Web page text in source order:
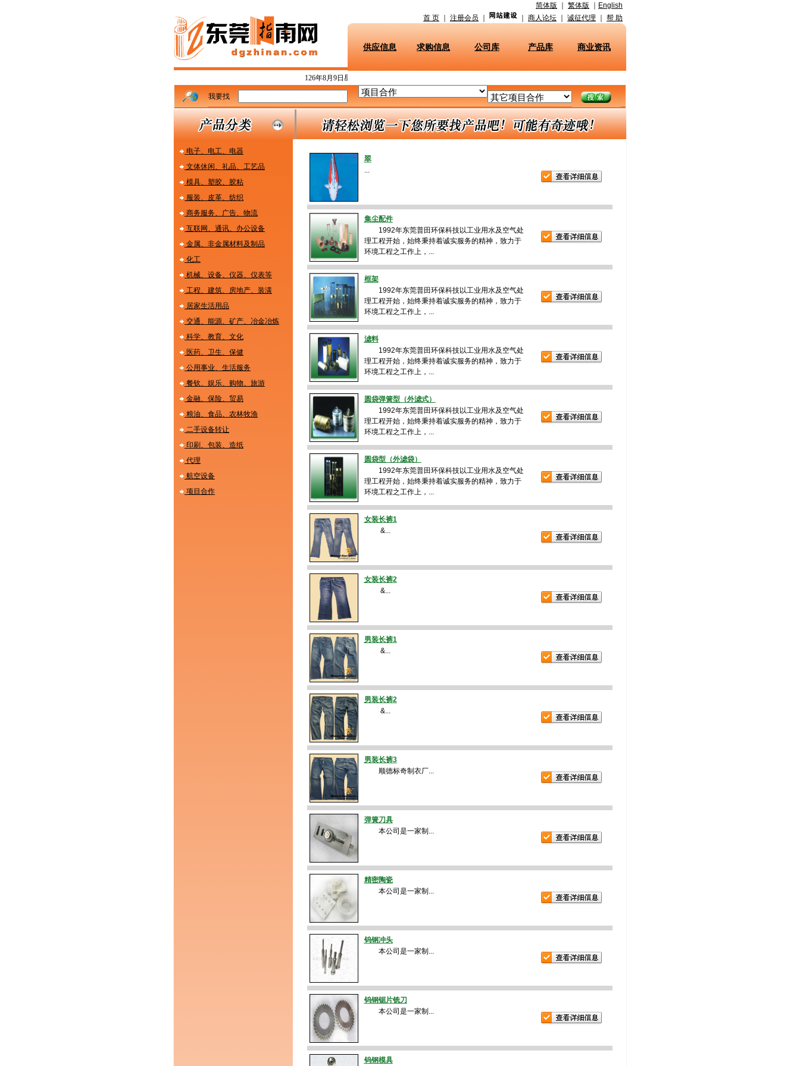
简体版 繁体版
English
首 页
注册会员 商人论坛 诚征代理 帮 助
供应信息 求购信息 公司库 产品库 商业资讯
126年8月9日星期日
我要找
电子、电工、电器
文体休闲、礼品、工艺品
模具、塑胶、胶粘
服装、皮革、纺织
商务服务、广告、物流
互联网、通讯、办公设备
金属、非金属材料及制品
化工
机械、设备、仪器、仪表等
工程、建筑、房地产、装潢
居家生活用品
交通、能源、矿产、冶金冶炼
科学、教育、文化
医药、卫生、保健
公用事业、生活服务
餐钦、娱乐、购物、旅游
金融、保险、贸易
粮油、食品、农林牧渔
二手设备转让
印刷、包装、造纸
代理
航空设备
项目合作
翠
...
集尘配件
1992年东莞普田环保科技以工业用水及空气处
理工程开始，始终秉持着诚实服务的精神，致力于
环境工程之工作上，...
框架
1992年东莞普田环保科技以工业用水及空气处
理工程开始，始终秉持着诚实服务的精神，致力于
环境工程之工作上，...
滤料
1992年东莞普田环保科技以工业用水及空气处
理工程开始，始终秉持着诚实服务的精神，致力于
环境工程之工作上，...
圆袋弹簧型（外滤式）
1992年东莞普田环保科技以工业用水及空气处
理工程开始，始终秉持着诚实服务的精神，致力于
环境工程之工作上，...
圆袋型（外滤袋）
1992年东莞普田环保科技以工业用水及空气处
理工程开始，始终秉持着诚实服务的精神，致力于
环境工程之工作上，...
女装长裤1
&...
女装长裤2
&...
男装长裤1
&...
男装长裤2
&...
男装长裤3
顺德标奇制衣厂...
弹簧刀具
本公司是一家制...
精密陶瓷
本公司是一家制...
钨钢冲头
本公司是一家制...
钨钢锯片铣刀
本公司是一家制...
钨钢模具